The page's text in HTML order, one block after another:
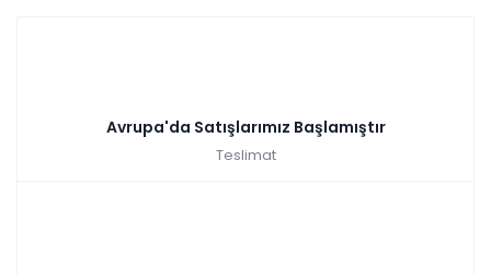
Avrupa'da Satışlarımız Başlamıştır
Teslimat